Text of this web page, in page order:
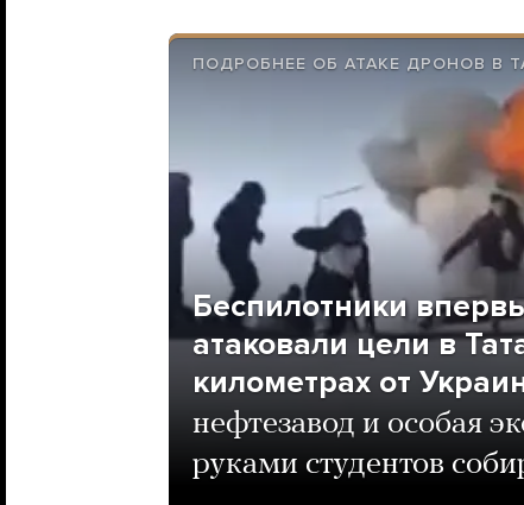
ПОДРОБНЕЕ ОБ АТАКЕ ДРОНОВ В
Беспилотники
атаковали цели в
километрах от
нефтезавод и особая
руками студентов